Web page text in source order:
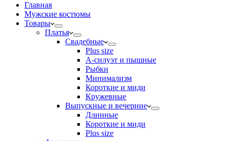
Главная
Мужские костюмы
Товары
Платья
Свадебные
Plus size
А-силуэт и пышные
Рыбки
Минимализм
Короткие и миди
Кружевные
Выпускные и вечерние
Длинные
Короткие и миди
Plus size